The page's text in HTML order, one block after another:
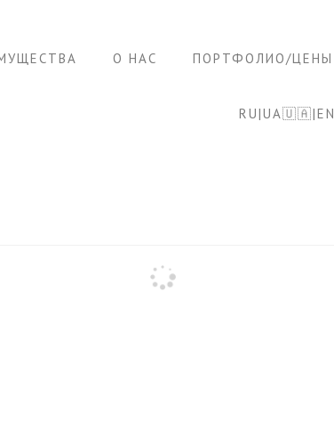
О НАС ПОРТФОЛИО/ЦЕНЫ
RU|UA🇺🇦|EN